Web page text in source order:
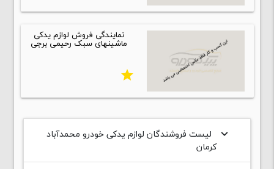
نمایندگی فروش لوازم یدکی
ماشینهای سبک رحیمی برجی
star
keyboard_arrow_down
لیست فروشندگان لوازم یدکی خودرو محمدآباد
کرمان